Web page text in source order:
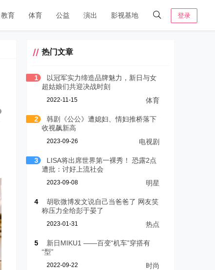
教育 体育 公益 演出 影视基地 登录
热门文章
1
以冠军实力缔造品牌魅力，新日与女
超姑娘们共迎决战时刻
2022-11-15 体育
2
韩剧《公公》遭媳妇、情妇推桥落下
收视飙新高
2023-09-26 电视剧
3
LISA将出席世界第一裸秀！ 恐露2点
遭批：讨好上流社会
2023-09-08 明星
4
胡歌微博发文说自己当爸爸了 网友笑
称压力全给彭于晏了
2023-01-31 热点
5
新日MIKU1 ——百变“机车”穿搭有
“型”
2022-09-22 时尚